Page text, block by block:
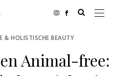
& HOLISTISCHE BEAUTY
Animal-free: